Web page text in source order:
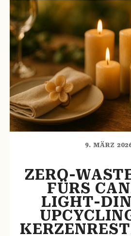
9. MÄRZ
ZERO-
FÜRS
LIGHT-